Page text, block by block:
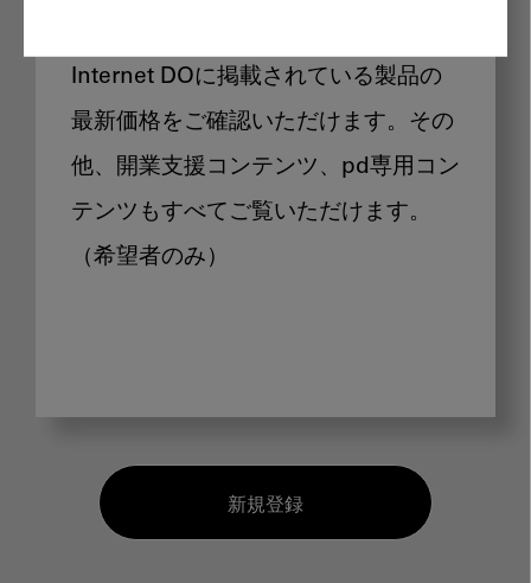
Internet DOに掲載されている製品の
最新価格をご確認いただけます。その
他、開業支援コンテンツ、pd専用コン
テンツもすべてご覧いただけます。
（希望者のみ）
新規登録